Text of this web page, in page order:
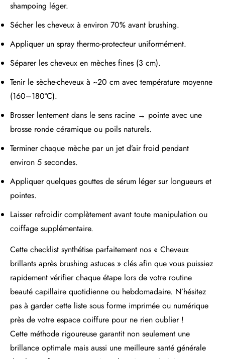
shampoing léger.
Sécher les cheveux à environ 70% avant brushing.
Appliquer un spray thermo-protecteur uniformément.
Séparer les cheveux en mèches fines (3 cm).
Tenir le sèche-cheveux à ~20 cm avec température moyenne
(160–180°C).
Brosser lentement dans le sens racine → pointe avec une
brosse ronde céramique ou poils naturels.
Terminer chaque mèche par un jet d’air froid pendant
environ 5 secondes.
Appliquer quelques gouttes de sérum léger sur longueurs et
pointes.
Laisser refroidir complètement avant toute manipulation ou
coiffage supplémentaire.
Cette checklist synthétise parfaitement nos « Cheveux
brillants après brushing astuces » clés afin que vous puissiez
rapidement vérifier chaque étape lors de votre routine
beauté capillaire quotidienne ou hebdomadaire. N’hésitez
pas à garder cette liste sous forme imprimée ou numérique
près de votre espace coiffure pour ne rien oublier !
Cette méthode rigoureuse garantit non seulement une
brillance optimale mais aussi une meilleure santé générale